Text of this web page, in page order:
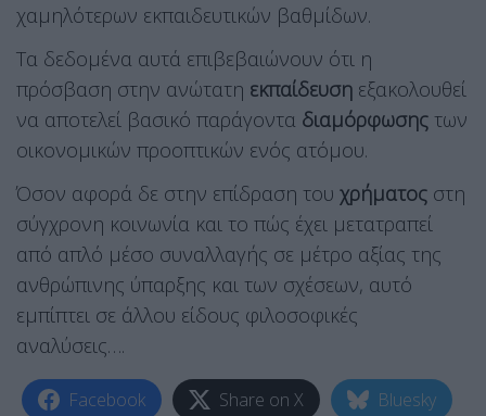
χαμηλότερων εκπαιδευτικών βαθμίδων.
Τα δεδομένα αυτά επιβεβαιώνουν ότι η
πρόσβαση στην ανώτατη εκπαίδευση εξακολουθεί
να αποτελεί βασικό παράγοντα διαμόρφωσης των
οικονομικών προοπτικών ενός ατόμου.
Όσον αφορά δε στην επίδραση του χρήματος στη
σύγχρονη κοινωνία και το πώς έχει μετατραπεί
από απλό μέσο συναλλαγής σε μέτρο αξίας της
ανθρώπινης ύπαρξης και των σχέσεων, αυτό
εμπίπτει σε άλλου είδους φιλοσοφικές
αναλύσεις….
Facebook Share on X Bluesky